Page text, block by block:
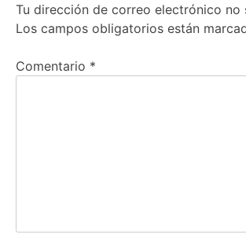
Tu dirección de correo electrónico no
Los campos obligatorios están
Comentario *